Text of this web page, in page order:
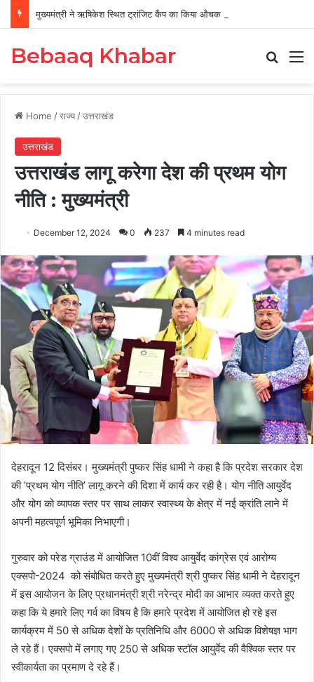
मुख्यमंत्री ने ऋषिकेश स्थित ट्रांजिट कैंप का किया औचक निरीक्षण
Bebaaq Khabar
Home /राज्य /उत्तराखंड
उत्तराखंड
उत्तराखंड लागू करेगा देश की प्रथम योग
नीति : मुख्यमंत्री
December 12, 2024 0 237 4 minutes read
देहरादून 12 दिसंबर। मुख्यमंत्री पुष्कर सिंह धामी ने कहा है कि प्रदेश सरकार देश
की ’प्रथम योग नीति’ लागू करने की दिशा में कार्य कर रही है। योग नीति आयुर्वेद
और योग को व्यापक स्तर पर साथ लाकर स्वास्थ्य के क्षेत्र में नई क्रांति लाने में
अपनी महत्वपूर्ण भूमिका निभाएगी।
गुरुवार को परेड ग्राउंड में आयोजित 10वीं विश्व आयुर्वेद कांग्रेस एवं आरोग्य
एक्सपो-2024 को संबोधित करते हुए मुख्यमंत्री श्री पुष्कर सिंह धामी ने देहरादून
में इस आयोजन के लिए प्रधानमंत्री श्री नरेन्द्र मोदी का आभार व्यक्त करते हुए
कहा कि ये हमारे लिए गर्व का विषय है कि हमारे प्रदेश में आयोजित हो रहे इस
कार्यक्रम में 50 से अधिक देशों के प्रतिनिधि और 6000 से अधिक विशेषज्ञ भाग
ले रहे हैं। एक्सपो में लगाए गए 250 से अधिक स्टॉल आयुर्वेद की वैश्विक स्तर पर
स्वीकार्यता का प्रमाण दे रहे हैं।